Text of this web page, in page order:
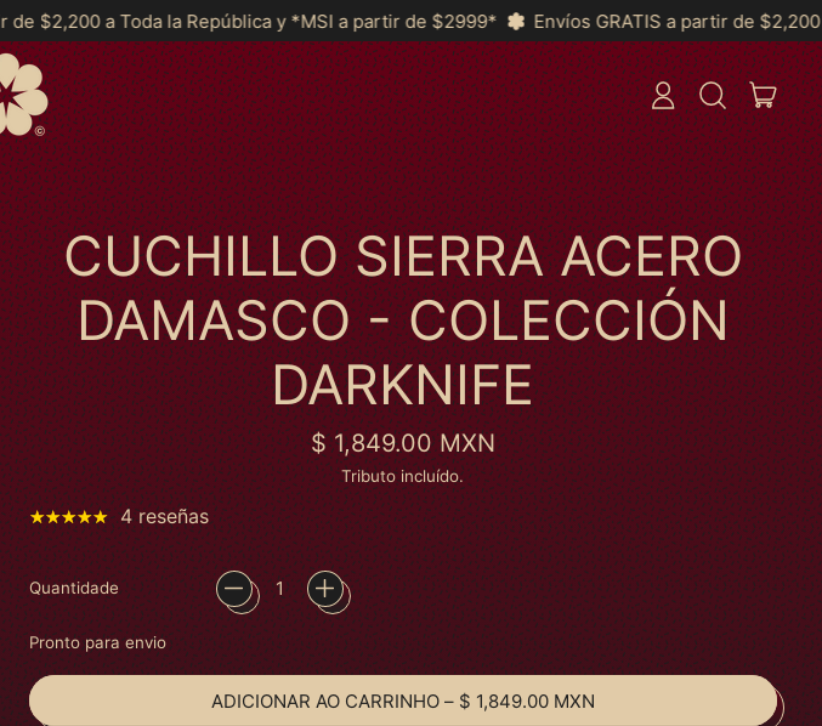
y *MSI a partir de $2999* Envíos GRATIS a partir de $2,200 a Toda la República y
ENTRARBUSCAR
EM
NOSSO
SITE
CUCHILLO SIERRA ACERO
DAMASCO - COLECCIÓN
DARKNIFE
Preço normal
$ 1,849.00 MXN
Tributo incluído.
4 reseñas
Quantidade
Pronto para envio
ADICIONAR AO CARRINHO– $ 1,849.00 MXN